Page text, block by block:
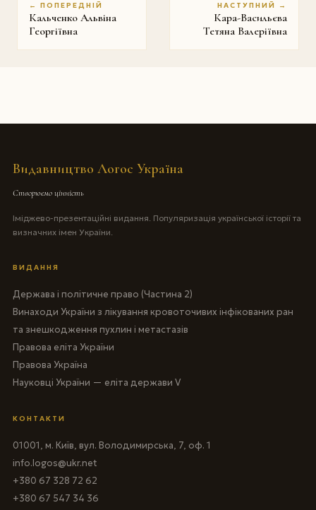
← ПОПЕРЕДНІЙ
Кальченко Альвіна
Георгіївна
НАСТУПНИЙ →
Кара-Васильєва
Тетяна Валеріївна
Видавництво Логос Україна
Створюємо цінність
Іміджево-презентаційні видання. Популяризація української історії та
визначних імен України.
ВИДАННЯ
Держава і політичне право (Частина 2)
Винаходи України з лікування кровоточивих інфікованих ран
та знешкодження пухлин і метастазів
Правова еліта України
Правова Україна
Науковці України — еліта держави V
КОНТАКТИ
01001, м. Київ, вул. Володимирська, 7, оф. 1
info.logos@ukr.net
+380 67 328 72 62
+380 67 547 34 36